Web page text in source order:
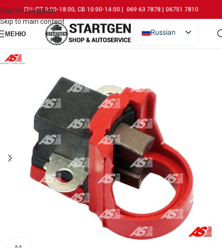
Skip to navigation
Skip to main content
ПН-ПТ 9:00-18:00, СБ 10:00-14:00 | 069 63 7878 | 06751 7810
МЕНЮ
Russian
Romanian